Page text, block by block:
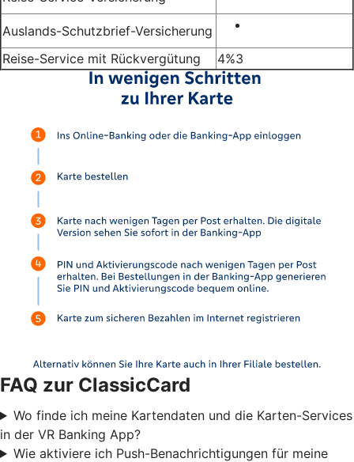
Auslands-Schutzbrief-Versicherung
Reise-Service mit Rückvergütung
4%3
FAQ zur ClassicCard
Wo finde ich meine Kartendaten und die Karten-Services
in der VR Banking App?
Wie aktiviere ich Push-Benachrichtigungen für meine